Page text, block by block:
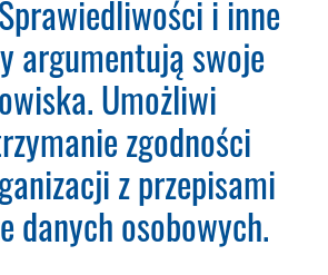
adres e-mail otrzymasz
do opłacenia. Ważne:
zaksięgowaniu płatności
utworzy konto
oraz uruchomi
Dopiero od tego
się okres
i inne
argumentują swoje
Umożliwi
zgodności
z przepisami
danych osobowych.